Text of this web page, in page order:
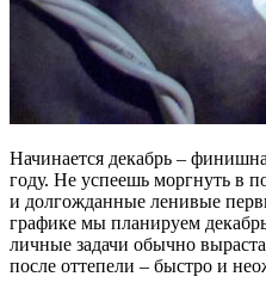
Начинается декабрь –
году. Не успеешь моргнуть в
и долгожданные ленивые
графике мы планируем
личные задачи обычно
после оттепели – быстро и